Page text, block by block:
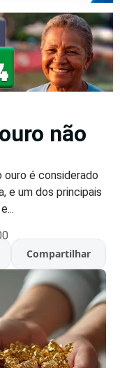
não
é considerado
e um dos principais
Compartilhar